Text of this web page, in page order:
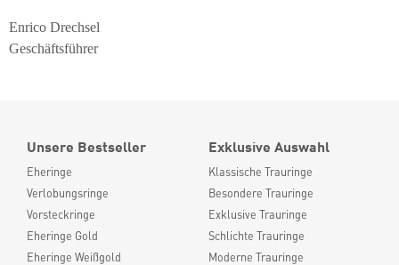
Enrico Drechsel
Geschäftsführer
Unsere Bestseller
Eheringe
Verlobungsringe
Vorsteckringe
Eheringe Gold
Eheringe Weißgold
Exklusive Auswahl
Klassische Trauringe
Besondere Trauringe
Exklusive Trauringe
Schlichte Trauringe
Moderne Trauringe